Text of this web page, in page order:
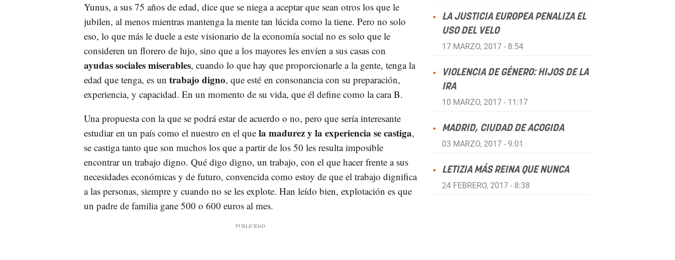
Yunus, a sus 75 años de edad, dice que se niega a aceptar que sean otros los que le
jubilen, al menos mientras mantenga la mente tan lúcida como la tiene. Pero no solo
eso, lo que más le duele a este visionario de la economía social no es solo que le
consideren un florero de lujo, sino que a los mayores les envíen a sus casas con
ayudas sociales miserables, cuando lo que hay que proporcionarle a la gente, tenga la
edad que tenga, es un trabajo digno, que esté en consonancia con su preparación,
experiencia, y capacidad. En un momento de su vida, que él define como la cara B.
Una propuesta con la que se podrá estar de acuerdo o no, pero que sería interesante
estudiar en un país como el nuestro en el que la madurez y la experiencia se castiga,
se castiga tanto que son muchos los que a partir de los 50 les resulta imposible
encontrar un trabajo digno. Qué digo digno, un trabajo, con el que hacer frente a sus
necesidades económicas y de futuro, convencida como estoy de que el trabajo dignifica
a las personas, siempre y cuando no se les explote. Han leído bien, explotación es que
un padre de familia gane 500 o 600 euros al mes.
LA JUSTICIA EUROPEA PENALIZA EL
USO DEL VELO
17 MARZO, 2017 - 8:54
VIOLENCIA DE GÉNERO: HIJOS DE LA
IRA
10 MARZO, 2017 - 11:17
MADRID, CIUDAD DE ACOGIDA
03 MARZO, 2017 - 9:01
LETIZIA MÁS REINA QUE NUNCA
24 FEBRERO, 2017 - 8:38